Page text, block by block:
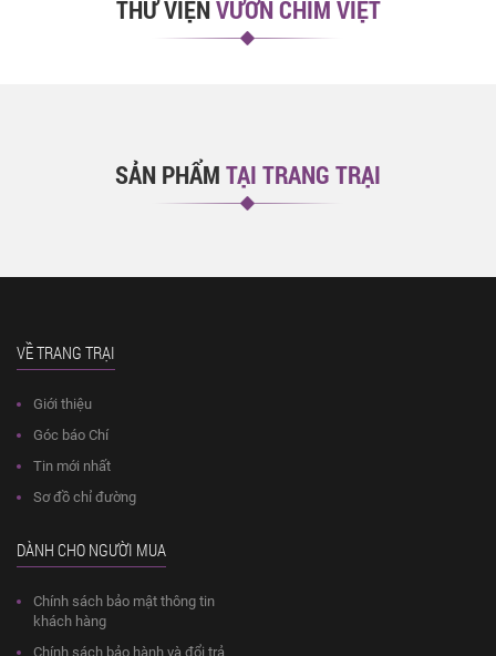
THƯ VIỆNVƯỜN CHIM VIỆT
SẢN PHẨM TẠI TRANG TRẠI
VỀ TRANG TRẠI
Giới thiệu
Góc báo Chí
Tin mới nhất
Sơ đồ chỉ đường
DÀNH CHO NGƯỜI MUA
Chính sách bảo mật thông tin
khách hàng
Chính sách bảo hành và đổi trả